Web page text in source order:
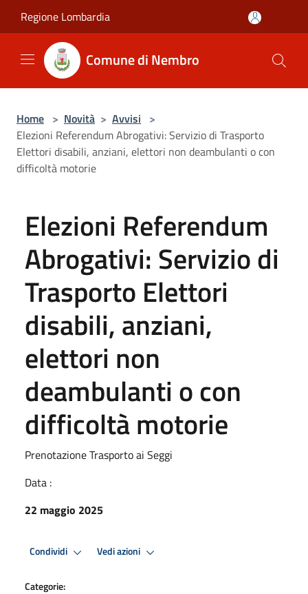
Regione Lombardia
Comune di Nembro
Home > Novità > Avvisi >
Elezioni Referendum Abrogativi: Servizio di Trasporto
Elettori disabili, anziani, elettori non deambulanti o con
difficoltà motorie
Elezioni Referendum
Abrogativi: Servizio di
Trasporto Elettori
disabili, anziani,
elettori non
deambulanti o con
difficoltà motorie
Prenotazione Trasporto ai Seggi
Data :
22 maggio 2025
Condividi Vedi azioni
Categorie: